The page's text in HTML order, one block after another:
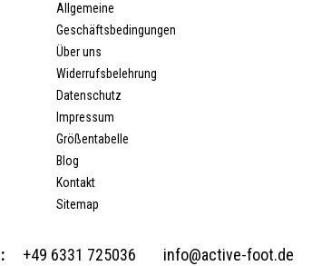
Allgemeine
Geschäftsbedingungen
Über uns
Widerrufsbelehrung
Datenschutz
Impressum
Größentabelle
Blog
Kontakt
Sitemap
+49 6331 725036 info@active-foot.de